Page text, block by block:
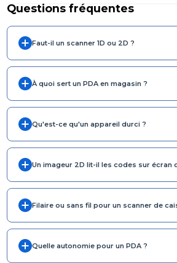
Questions fréquentes
Faut-il un scanner 1D ou 2D ?
À quoi sert un PDA en magasin ?
Qu'est-ce qu'un appareil durci ?
Un imageur 2D lit-il les codes sur écran
Filaire ou sans fil pour un scanner de
Quelle autonomie pour un PDA ?